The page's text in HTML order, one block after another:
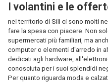
I volantini e le
nel territorio di Silì ci sono molti
fare la spesa con piacere. Non
supermercati più familiari, ma
computer o elementi d'arredo in
dedicati agli hardware,
conosciuta per i suoi splendidi
Per quanto riguarda moda e